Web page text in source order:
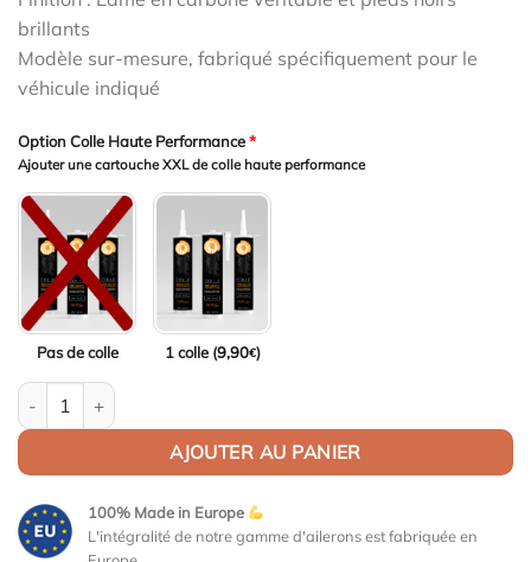
1799,00€.1745,03€.
brillants
Modèle sur-mesure, fabriqué spécifiquement pour le
véhicule indiqué
Option Colle Haute Performance*
Ajouter une cartouche XXL de colle haute performance
Pas de colle 1 colle (9,90€)
quantité de Aileron Col de cygne V2 pour Toyota GR86 (ZN8) /
AJOUTER AU PANIER
100% Made in Europe
L'intégralité de notre gamme d'ailerons est fabriquée en